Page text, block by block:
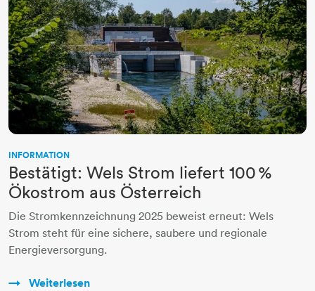
INFORMATION
Bestätigt: Wels Strom liefert 100 %
Ökostrom aus Österreich
Die Stromkennzeichnung 2025 beweist erneut: Wels
Strom steht für eine sichere, saubere und regionale
Energieversorgung.
Weiterlesen